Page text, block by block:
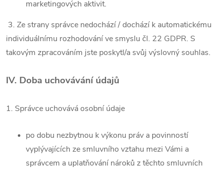
marketingových aktivit.
3. Ze strany správce nedochází / dochází k automatickému
individuálnímu rozhodování ve smyslu čl. 22 GDPR. S
takovým zpracováním jste poskytl/a svůj výslovný souhlas.
IV. Doba uchovávání údajů
1. Správce uchovává osobní údaje
po dobu nezbytnou k výkonu práv a povinností
vyplývajících ze smluvního vztahu mezi Vámi a
správcem a uplatňování nároků z těchto smluvních